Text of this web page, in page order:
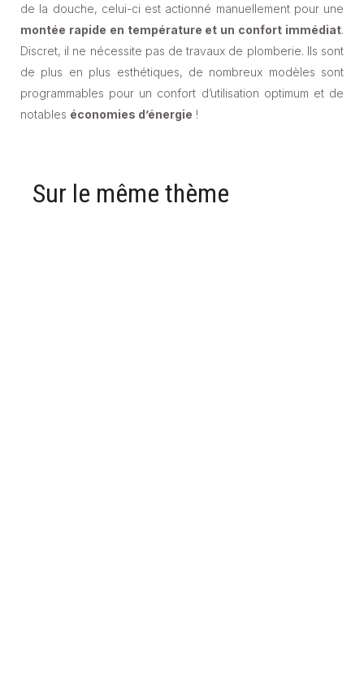
de la douche, celui-ci est actionné manuellement pour une
montée rapide en température et un confort immédiat.
Discret, il ne nécessite pas de travaux de plomberie. Ils sont
de plus en plus esthétiques, de nombreux modèles sont
programmables pour un confort d’utilisation optimum et de
notables économies d’énergie !
Sur le même thème